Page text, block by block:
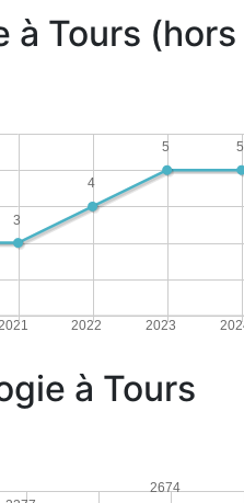
à Tours (hors
2022 2023
5
5
4
3
à Tours
2674